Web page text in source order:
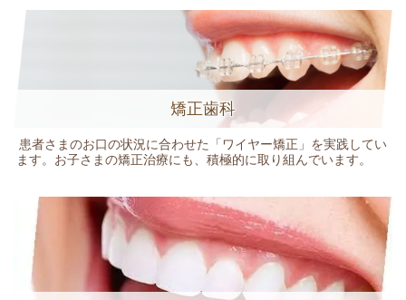
矯正歯科
患者さまのお口の状況に合わせた「ワイヤー矯正」を実践してい
ます。お子さまの矯正治療にも、積極的に取り組んでいます。